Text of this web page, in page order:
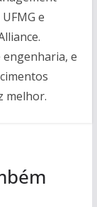
e
e
melhor.